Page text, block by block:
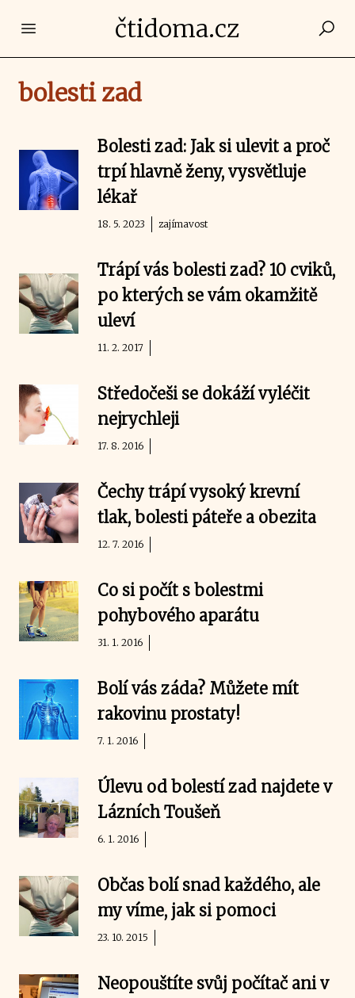
Open main menučtidoma.cz
bolesti zad
Bolesti zad: Jak si ulevit a proč
trpí hlavně ženy, vysvětluje
lékař
18. 5. 2023 zajímavost
Trápí vás bolesti zad? 10 cviků,
po kterých se vám okamžitě
uleví
11. 2. 2017
Středočeši se dokáží vyléčit
nejrychleji
17. 8. 2016
Čechy trápí vysoký krevní
tlak, bolesti páteře a obezita
12. 7. 2016
Co si počít s bolestmi
pohybového aparátu
31. 1. 2016
Bolí vás záda? Můžete mít
rakovinu prostaty!
7. 1. 2016
Úlevu od bolestí zad najdete v
Lázních Toušeň
6. 1. 2016
Občas bolí snad každého, ale
my víme, jak si pomoci
23. 10. 2015
Neopouštíte svůj počítač ani v